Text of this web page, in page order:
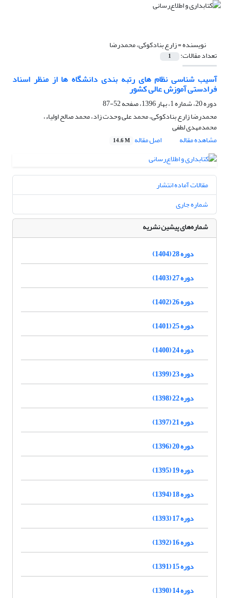
نویسنده =زارع بنادکوکی، محمدرضا
تعداد مقالات: 1
آسیب شناسی نظام های رتبه بندی دانشگاه ها از منظر اسناد
فرادستی آموزش عالی کشور
دوره 20، شماره 1، بهار 1396، صفحه
52-87
محمدرضا زارع بنادکوکی، محمد علی وحدت زاد، محمد صالح اولیاء،
محمدمهدی لطفی
مشاهده مقاله
اصل مقاله 14.6 M
مقالات آماده انتشار
شماره جاری
شماره‌های پیشین نشریه
دوره 28 (1404)
دوره 27 (1403)
دوره 26 (1402)
دوره 25 (1401)
دوره 24 (1400)
دوره 23 (1399)
دوره 22 (1398)
دوره 21 (1397)
دوره 20 (1396)
دوره 19 (1395)
دوره 18 (1394)
دوره 17 (1393)
دوره 16 (1392)
دوره 15 (1391)
دوره 14 (1390)